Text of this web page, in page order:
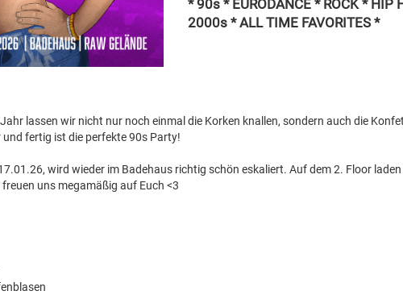
* 90s * EURODANCE * ROCK * HIP
2000s * ALL TIME FAVORITES *
lassen wir nicht nur noch einmal die Korken knallen, sondern auch die
fertig ist die perfekte 90s Party!
wird wieder im Badehaus richtig schön eskaliert. Auf dem 2. Floor
uns megamäßig auf Euch <3